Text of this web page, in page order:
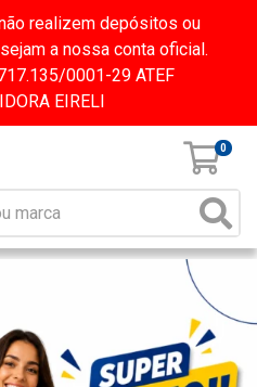
realizem depósitos ou
a nossa conta oficial.
0001-29 ATEF
EIRELI
0